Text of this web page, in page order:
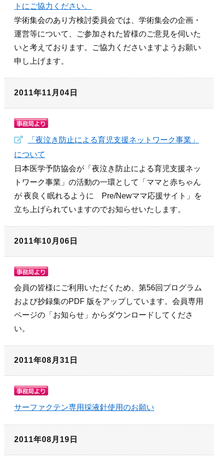
トにご協力ください。
学術集会のあり方検討委員会では、学術集会の企画・
運営等について、ご参加された皆様のご意見を伺いた
いと考えております。ご協力くださいますようお願い
申し上げます。
2011年11月04日
「夜泣き防止による育児支援ネットワーク事業」
について
日本医学予防協会が「夜泣き防止による育児支援ネッ
トワーク事業」の活動の一環として「ママと赤ちゃん
が 夜良く眠れるように Pre/Newママ応援サイト」を
立ち上げられていますのでお知らせいたします。
2011年10月06日
会員の皆様にご利用いただくため、第56回プログラム
および抄録集のPDF 版をアップしています。会員専用
ページの「お知らせ」からダウンロードしてくださ
い。
2011年08月31日
サーファクテン専用採液針使用のお願い
2011年08月19日